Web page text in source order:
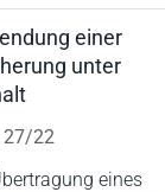
einer
unter
27/22
eines